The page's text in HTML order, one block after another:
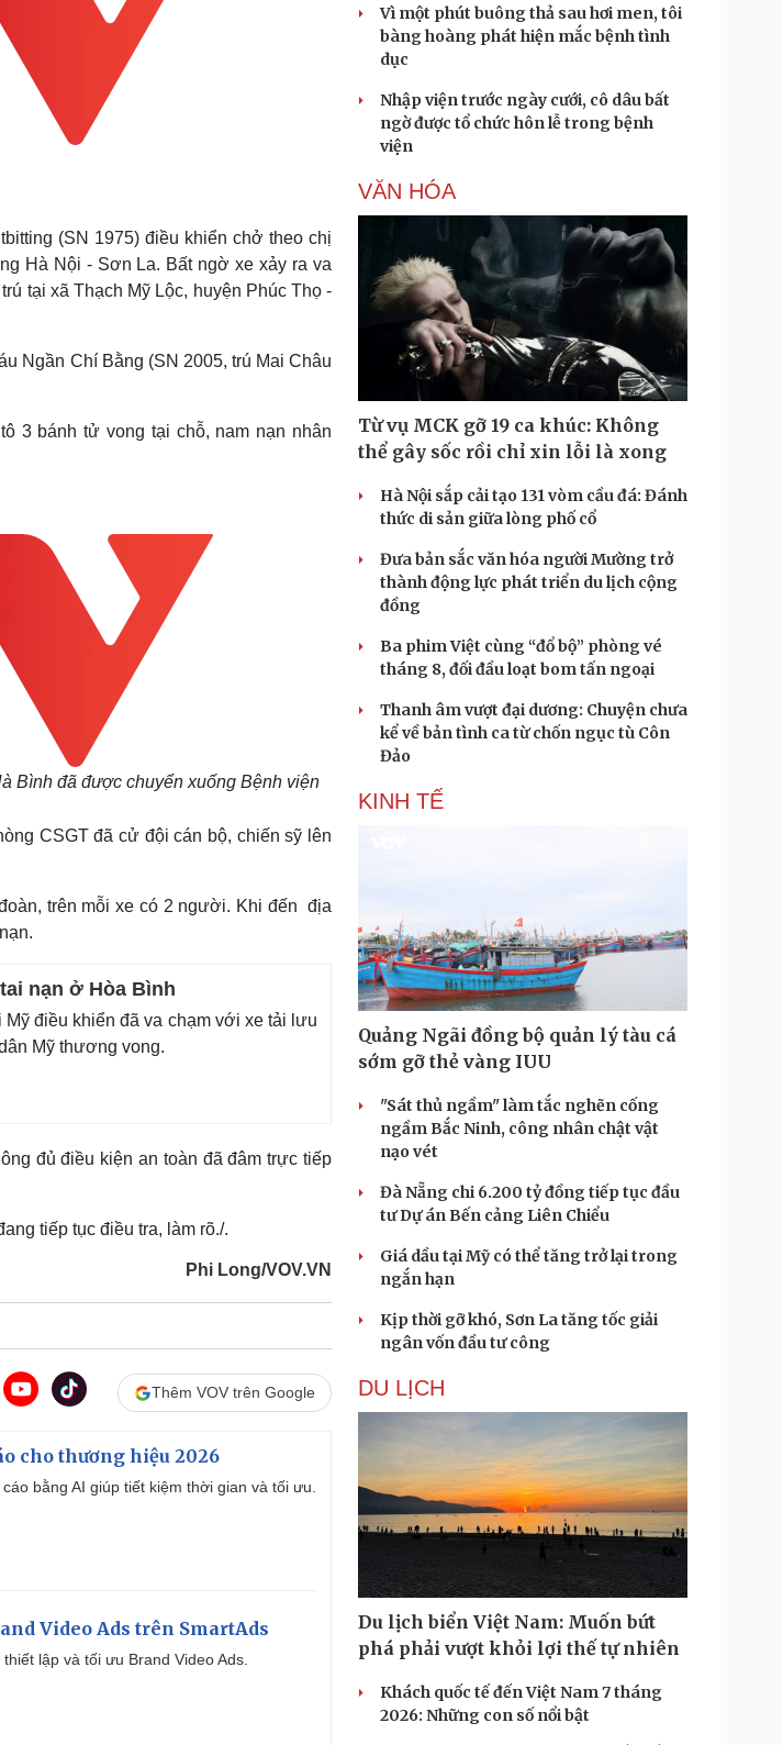
(SN 1975) điều khiển chở theo chị
Hà Nội - Sơn La. Bất ngờ xe xảy ra va
tại xã Thạch Mỹ Lộc, huyện Phúc Thọ -
Ngần Chí Bằng (SN 2005, trú Mai Châu
3 bánh tử vong tại chỗ, nam nạn nhân
Bình đã được chuyển xuống Bệnh viện
CSGT đã cử đội cán bộ, chiến sỹ lên
trên mỗi xe có 2 người. Khi đến địa
nạn ở Hòa Bình
điều khiển đã va chạm với xe tải lưu
Mỹ thương vong.
đủ điều kiện an toàn đã đâm trực tiếp
tiếp tục điều tra, làm rõ./.
Phi Long/VOV.VN
Thêm VOV trên Google
cho thương hiệu 2026
bằng AI giúp tiết kiệm thời gian và tối ưu.
Video Ads trên SmartAds
lập và tối ưu Brand Video Ads.
Vì một phút buông thả sau hơi men, tôi
bàng hoàng phát hiện mắc bệnh tình
dục
Nhập viện trước ngày cưới, cô dâu bất
ngờ được tổ chức hôn lễ trong bệnh
viện
VĂN HÓA
Từ vụ MCK gỡ 19 ca khúc: Không
thể gây sốc rồi chỉ xin lỗi là xong
Hà Nội sắp cải tạo 131 vòm cầu đá: Đánh
thức di sản giữa lòng phố cổ
Đưa bản sắc văn hóa người Mường trở
thành động lực phát triển du lịch cộng
đồng
Ba phim Việt cùng “đổ bộ” phòng vé
tháng 8, đối đầu loạt bom tấn ngoại
Thanh âm vượt đại dương: Chuyện chưa
kể về bản tình ca từ chốn ngục tù Côn
Đảo
KINH TẾ
Quảng Ngãi đồng bộ quản lý tàu cá
sớm gỡ thẻ vàng IUU
"Sát thủ ngầm" làm tắc nghẽn cống
ngầm Bắc Ninh, công nhân chật vật
nạo vét
Đà Nẵng chi 6.200 tỷ đồng tiếp tục đầu
tư Dự án Bến cảng Liên Chiểu
Giá dầu tại Mỹ có thể tăng trở lại trong
ngắn hạn
Kịp thời gỡ khó, Sơn La tăng tốc giải
ngân vốn đầu tư công
DU LỊCH
Du lịch biển Việt Nam: Muốn bứt
phá phải vượt khỏi lợi thế tự nhiên
Khách quốc tế đến Việt Nam 7 tháng
2026: Những con số nổi bật